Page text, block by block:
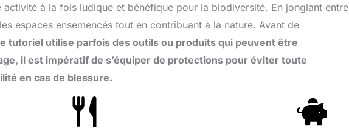
à la fois ludique et bénéfique pour la biodiversité. En jonglant entre
espaces ensemencés tout en contribuant à la nature. Avant de
tutoriel utilise parfois des outils ou produits qui peuvent être
il est impératif de s’équiper de protections pour éviter toute
en cas de blessure.